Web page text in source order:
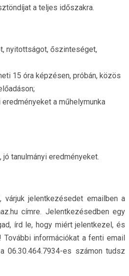
a teljes időszakra.
nyitottságot, őszinteséget,
15 óra képzésen, próbán, közös
a műhelymunka
tanulmányi eredményeket.
várjuk jelentkezésedet emailben a
címre. Jelentkezésedben egy
írd le, hogy miért jelentkezel, és
információkat a fenti email
06.30.464.7934-es számon tudsz